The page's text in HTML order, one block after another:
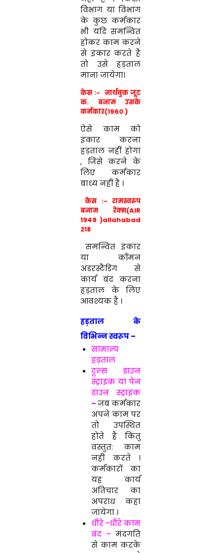
विभाग या विभाग
के कुछ कर्मकार
भी यदि समन्वित
होकर काम करने
से इंकार करते है
तो उसे हड़ताल
माना जायेगा।
केस :- नार्थवुक जूट
क. बनाम उसके
कर्मकार(1960 )
ऐसे काम को
इंकार करना
हड़ताल नहीं होगा
, जिसे करने के
लिए कर्मकार
बाध्य नहीं है ।
केस :- रामस्वरूप
बनामरेक्स(AIR
1949 )allahabad
218
समन्वित इंकार
या कॉमन
अंडरस्टैंडिंग से
कार्य बंद करना
हड़ताल के लिए
आवश्यक है ।
हड़तालके
विभिन्न स्वरूप–
सामान्य
हड़ताल
टूल्स डाउन
स्ट्राइक या पेन
डाउन स्ट्राइक
–जब कर्मकार
अपने काम पर
तो उपस्थित
होते है किंतु
वस्तुत: काम
नही करते ।
कर्मकारों का
यह कार्य
अतिचार का
अपराध कहा
जायेगा ।
धीरे -धीरे काम
बंद – मंदगति
से काम करके